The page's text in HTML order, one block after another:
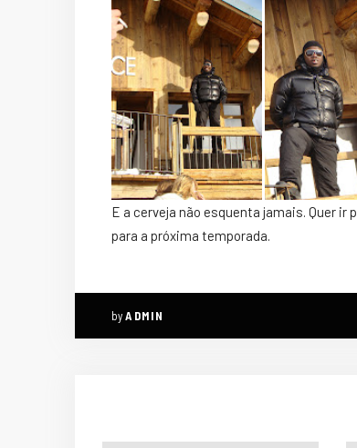
E a cerveja não esquenta jamais. Quer ir
para a próxima temporada.
byADMIN